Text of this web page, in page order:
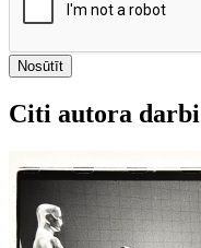
Nosūtīt
Citi autora darbi